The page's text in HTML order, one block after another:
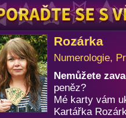
Rozárka
Numerologie,
Nemůžete
peněz?
Mé karty vám
Kartářka